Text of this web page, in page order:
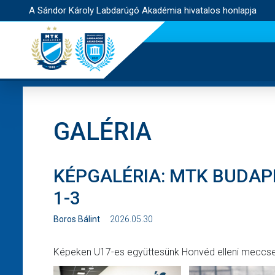
A Sándor Károly Labdarúgó Akadémia hivatalos honlapja
GALÉRIA
KÉPGALÉRIA: MTK
1-3
Boros Bálint 2026.05.30
Képeken U17-es együttesünk Honvéd elleni